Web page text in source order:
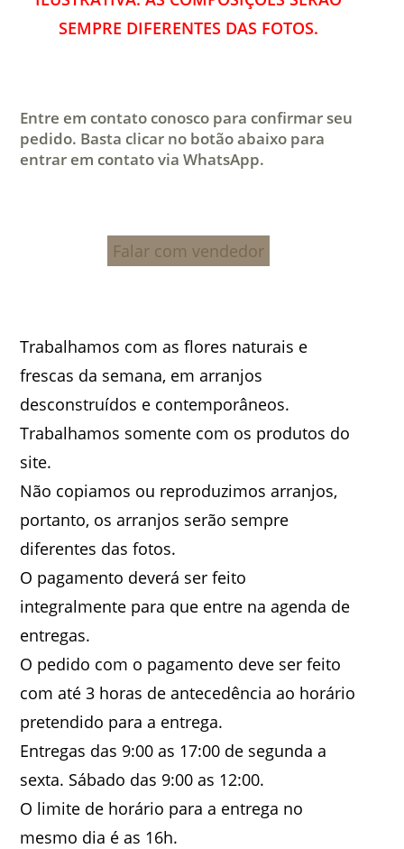
SEMPRE DIFERENTES DAS FOTOS.
Entre em contato conosco para confirmar seu
pedido. Basta clicar no botão abaixo para
entrar em contato via WhatsApp.
Falar com vendedor
Trabalhamos com as flores naturais e
frescas da semana, em arranjos
desconstruídos e contemporâneos.
Trabalhamos somente com os produtos do
site.
Não copiamos ou reproduzimos arranjos,
portanto, os arranjos serão sempre
diferentes das fotos.
O pagamento deverá ser feito
integralmente para que entre na agenda de
entregas.
O pedido com o pagamento deve ser feito
com até 3 horas de antecedência ao horário
pretendido para a entrega.
Entregas das 9:00 as 17:00 de segunda a
sexta. Sábado das 9:00 as 12:00.
O limite de horário para a entrega no
mesmo dia é as 16h.